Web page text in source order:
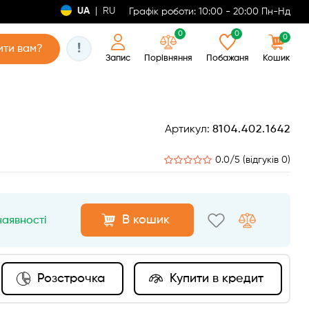
UA RU Графік роботи: 10:00 - 20:00 Пн-Нд
вам? !
Запис
0
Порівняння
0
Побажаня
0
Кошик
Артикул:8104.402.1642
0.0/5 (відгуків 0)
В кошик
Розстрочка Купити в кредит